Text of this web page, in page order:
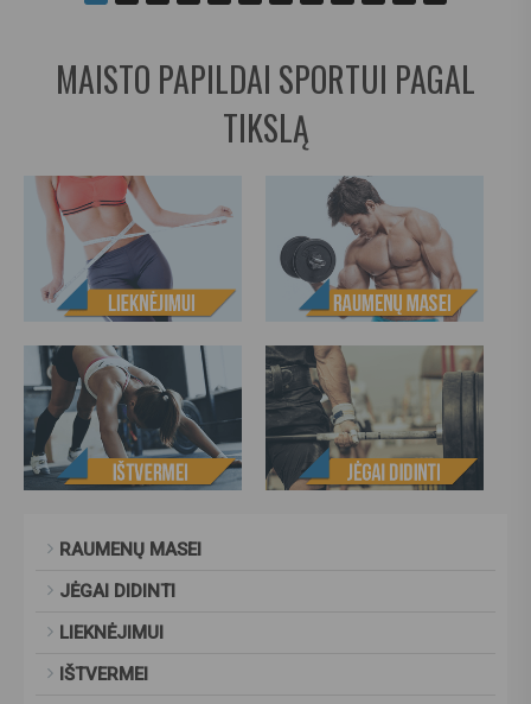
MAISTO PAPILDAI SPORTUI PAGAL
TIKSLĄ
RAUMENŲ MASEI
JĖGAI DIDINTI
LIEKNĖJIMUI
IŠTVERMEI